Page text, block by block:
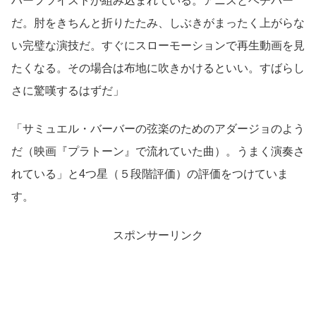
だ。肘をきちんと折りたたみ、しぶきがまったく上がらな
い完璧な演技だ。すぐにスローモーションで再生動画を見
たくなる。その場合は布地に吹きかけるといい。すばらし
さに驚嘆するはずだ」
「サミュエル・バーバーの弦楽のためのアダージョのよう
だ（映画『プラトーン』で流れていた曲）。うまく演奏さ
れている」と4つ星（５段階評価）の評価をつけていま
す。
スポンサーリンク